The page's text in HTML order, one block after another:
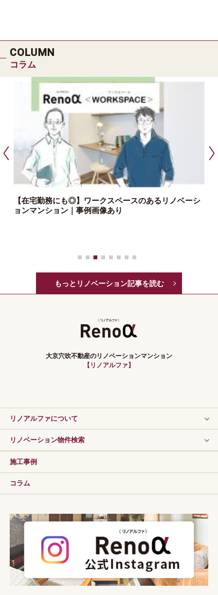
COLUMN
コラム
【在宅勤務にも◎】ワークスペースのあるリノベーシ
ョンマンション｜事例画像あり
もっとリノベーション記事を読む
大京穴吹不動産のリノベーションマンション
【リノアルファ】
リノアルファについて
リノベーション物件検索
施工事例
コラム